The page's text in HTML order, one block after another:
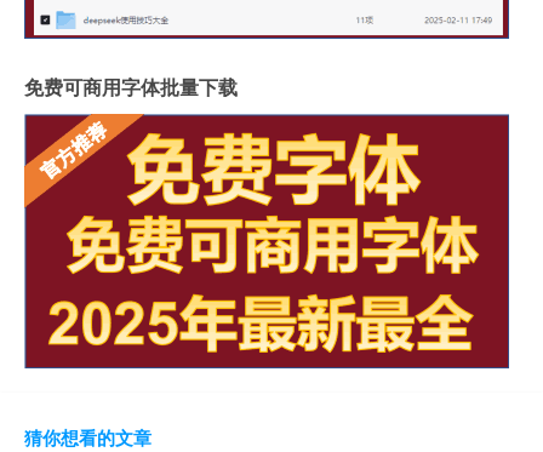
免费可商用字体批量下载
猜你想看的文章